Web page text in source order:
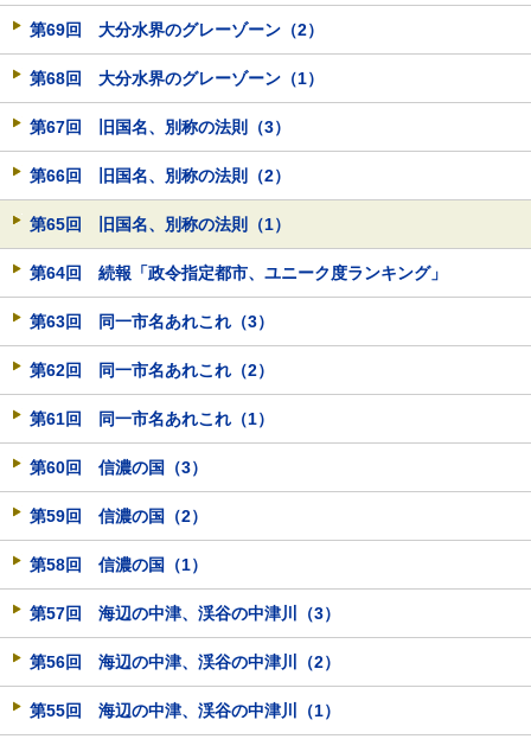
第69回 大分水界のグレーゾーン（2）
第68回 大分水界のグレーゾーン（1）
第67回 旧国名、別称の法則（3）
第66回 旧国名、別称の法則（2）
第65回 旧国名、別称の法則（1）
第64回 続報「政令指定都市、ユニーク度ランキング」
第63回 同一市名あれこれ（3）
第62回 同一市名あれこれ（2）
第61回 同一市名あれこれ（1）
第60回 信濃の国（3）
第59回 信濃の国（2）
第58回 信濃の国（1）
第57回 海辺の中津、渓谷の中津川（3）
第56回 海辺の中津、渓谷の中津川（2）
第55回 海辺の中津、渓谷の中津川（1）